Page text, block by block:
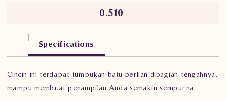
0.510
Specifications
Cincin ini terdapat tumpukan batu berlian dibagian tengahnya,
mampu membuat penampilan Anda semakin sempurna.